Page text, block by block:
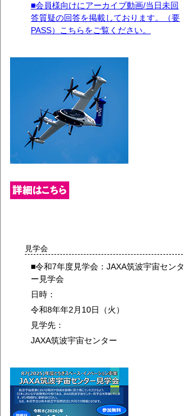
■会員様向けにアーカイブ動画/当日未回
答質疑の回答を掲載しております。（要
PASS）こちらをご覧ください。
見学会
■令和7年度見学会：JAXA筑波宇宙センタ
ー見学会
日時：
令和8年年2月10日（火）
見学先：
JAXA筑波宇宙センター